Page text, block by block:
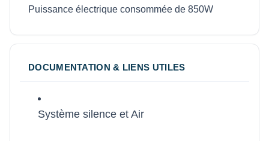
Puissance électrique consommée de 850W
DOCUMENTATION & LIENS UTILES
Système silence et Air